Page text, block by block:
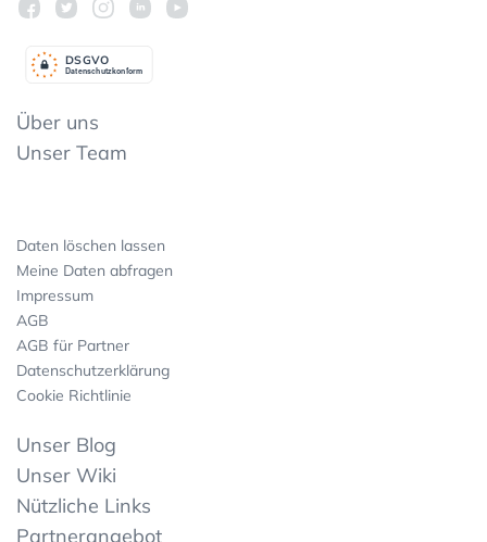
Datenschutzkonform
DSGVO
Über uns
Unser Team
Daten löschen lassen
Meine Daten abfragen
Impressum
AGB
AGB für Partner
Datenschutzerklärung
Cookie Richtlinie
Unser Blog
Unser Wiki
Nützliche Links
Partnerangebot